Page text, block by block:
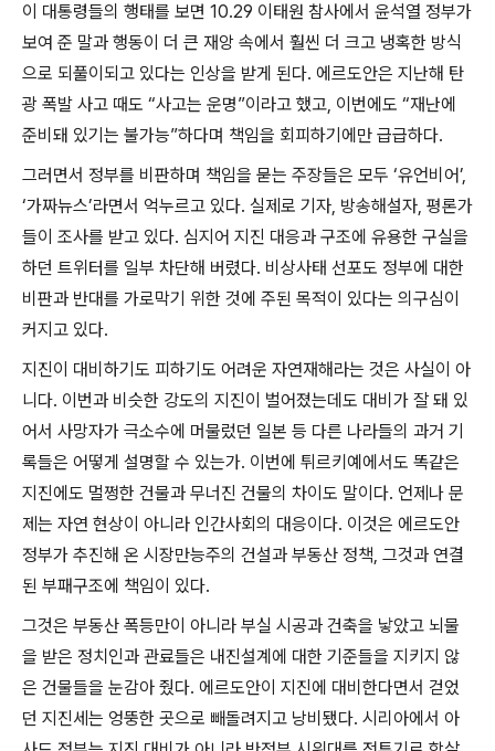
이 대통령들의 행태를 보면 10.29 이태원 참사에서 윤석열 정부가
보여 준 말과 행동이 더 큰 재앙 속에서 훨씬 더 크고 냉혹한 방식
으로 되풀이되고 있다는 인상을 받게 된다. 에르도안은 지난해 탄
광 폭발 사고 때도 “사고는 운명”이라고 했고, 이번에도 “재난에
준비돼 있기는 불가능”하다며 책임을 회피하기에만 급급하다.
그러면서 정부를 비판하며 책임을 묻는 주장들은 모두 ‘유언비어’,
‘가짜뉴스’라면서 억누르고 있다. 실제로 기자, 방송해설자, 평론가
들이 조사를 받고 있다. 심지어 지진 대응과 구조에 유용한 구실을
하던 트위터를 일부 차단해 버렸다. 비상사태 선포도 정부에 대한
비판과 반대를 가로막기 위한 것에 주된 목적이 있다는 의구심이
커지고 있다.
지진이 대비하기도 피하기도 어려운 자연재해라는 것은 사실이 아
니다. 이번과 비슷한 강도의 지진이 벌어졌는데도 대비가 잘 돼 있
어서 사망자가 극소수에 머물렀던 일본 등 다른 나라들의 과거 기
록들은 어떻게 설명할 수 있는가. 이번에 튀르키예에서도 똑같은
지진에도 멀쩡한 건물과 무너진 건물의 차이도 말이다. 언제나 문
제는 자연 현상이 아니라 인간사회의 대응이다. 이것은 에르도안
정부가 추진해 온 시장만능주의 건설과 부동산 정책, 그것과 연결
된 부패구조에 책임이 있다.
그것은 부동산 폭등만이 아니라 부실 시공과 건축을 낳았고 뇌물
을 받은 정치인과 관료들은 내진설계에 대한 기준들을 지키지 않
은 건물들을 눈감아 줬다. 에르도안이 지진에 대비한다면서 걷었
던 지진세는 엉뚱한 곳으로 빼돌려지고 낭비됐다. 시리아에서 아